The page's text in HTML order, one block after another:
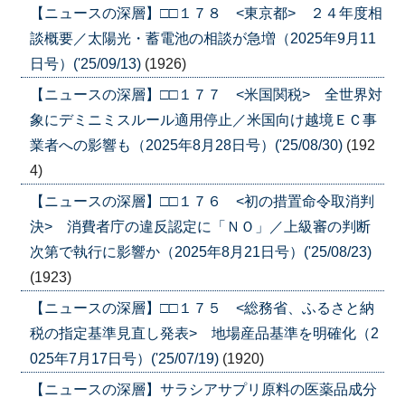
【ニュースの深層】□□１７８ <東京都> ２４年度相
談概要／太陽光・蓄電池の相談が急増（2025年9月11
日号）('25/09/13) (1926)
【ニュースの深層】□□１７７ <米国関税> 全世界対
象にデミニミスルール適用停止／米国向け越境ＥＣ事
業者への影響も（2025年8月28日号）('25/08/30) (192
4)
【ニュースの深層】□□１７６ <初の措置命令取消判
決> 消費者庁の違反認定に「ＮＯ」／上級審の判断
次第で執行に影響か（2025年8月21日号）('25/08/23)
(1923)
【ニュースの深層】□□１７５ <総務省、ふるさと納
税の指定基準見直し発表> 地場産品基準を明確化（2
025年7月17日号）('25/07/19) (1920)
【ニュースの深層】サラシアサプリ原料の医薬品成分